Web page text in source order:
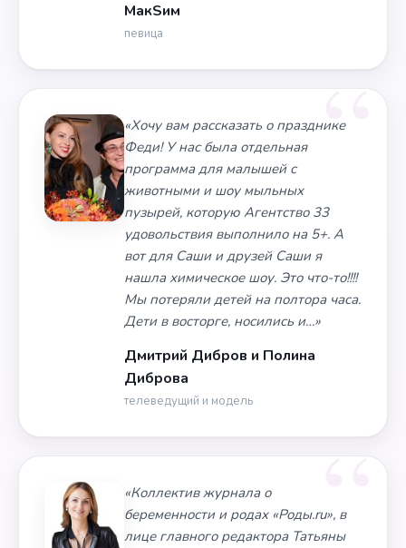
МакSим
певица
«Хочу вам рассказать о празднике
Феди! У нас была отдельная
программа для малышей с
животными и шоу мыльных
пузырей, которую Агентство 33
удовольствия выполнило на 5+. А
вот для Саши и друзей Саши я
нашла химическое шоу. Это что-то!!!!
Мы потеряли детей на полтора часа.
Дети в восторге, носились и…»
Дмитрий Дибров и Полина
Диброва
телеведущий и модель
«Коллектив журнала о
беременности и родах «Роды.ru», в
лице главного редактора Татьяны